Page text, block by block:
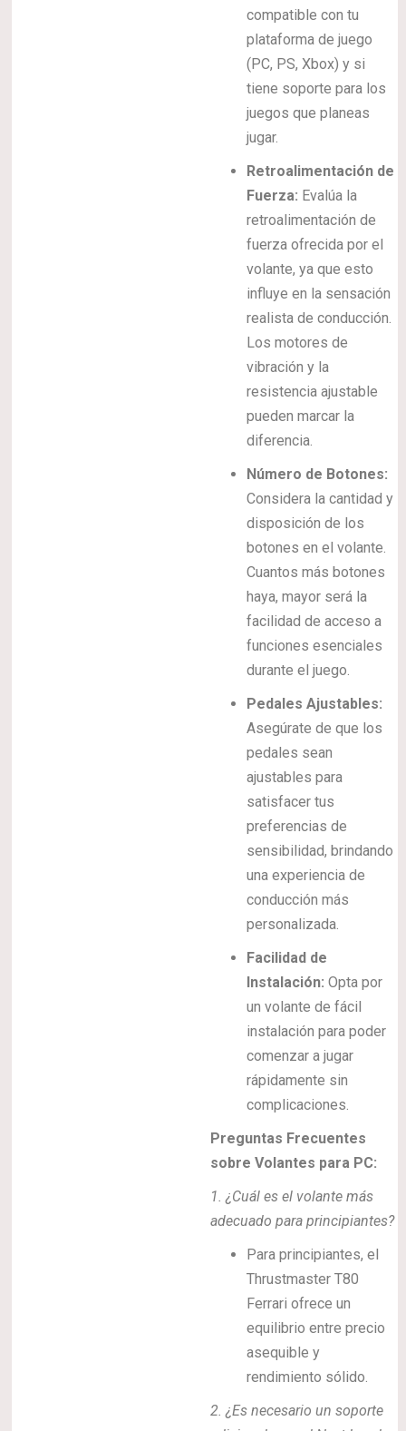
compatible con tu
plataforma de juego
(PC, PS, Xbox) y si
tiene soporte para los
juegos que planeas
jugar.
Retroalimentación de
Fuerza: Evalúa la
retroalimentación de
fuerza ofrecida por el
volante, ya que esto
influye en la sensación
realista de conducción.
Los motores de
vibración y la
resistencia ajustable
pueden marcar la
diferencia.
Número de Botones:
Considera la cantidad y
disposición de los
botones en el volante.
Cuantos más botones
haya, mayor será la
facilidad de acceso a
funciones esenciales
durante el juego.
Pedales Ajustables:
Asegúrate de que los
pedales sean
ajustables para
satisfacer tus
preferencias de
sensibilidad, brindando
una experiencia de
conducción más
personalizada.
Facilidad de
Instalación: Opta por
un volante de fácil
instalación para poder
comenzar a jugar
rápidamente sin
complicaciones.
Preguntas Frecuentes
sobre Volantes para PC:
1. ¿Cuál es el volante más
adecuado para principiantes?
Para principiantes, el
Thrustmaster T80
Ferrari ofrece un
equilibrio entre precio
asequible y
rendimiento sólido.
2. ¿Es necesario un soporte